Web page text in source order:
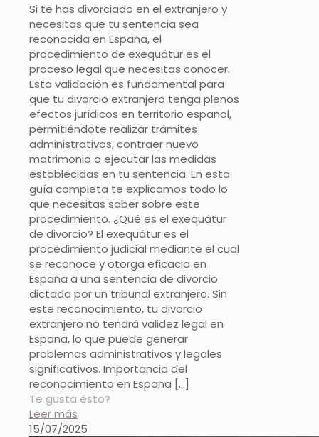
Si te has divorciado en el extranjero y
necesitas que tu sentencia sea
reconocida en España, el
procedimiento de exequátur es el
proceso legal que necesitas conocer.
Esta validación es fundamental para
que tu divorcio extranjero tenga plenos
efectos jurídicos en territorio español,
permitiéndote realizar trámites
administrativos, contraer nuevo
matrimonio o ejecutar las medidas
establecidas en tu sentencia. En esta
guía completa te explicamos todo lo
que necesitas saber sobre este
procedimiento. ¿Qué es el exequátur
de divorcio? El exequátur es el
procedimiento judicial mediante el cual
se reconoce y otorga eficacia en
España a una sentencia de divorcio
dictada por un tribunal extranjero. Sin
este reconocimiento, tu divorcio
extranjero no tendrá validez legal en
España, lo que puede generar
problemas administrativos y legales
significativos. Importancia del
reconocimiento en España […]
Te gusta ésto?
Leer más
15/07/2025